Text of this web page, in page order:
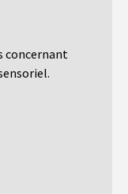
concernant